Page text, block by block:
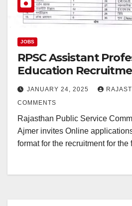
JOBS
RPSC Assistant
Education
JANUARY 24, 2025
COMMENTS
Rajasthan Public Service
Ajmer invites Online
format for the recruitment for